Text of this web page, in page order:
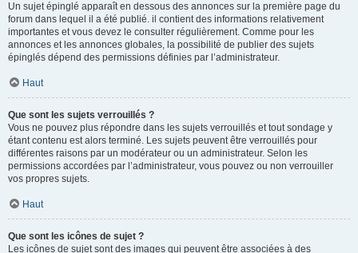
Un sujet épinglé apparaît en dessous des annonces sur la première page du
forum dans lequel il a été publié. il contient des informations relativement
importantes et vous devez le consulter régulièrement. Comme pour les
annonces et les annonces globales, la possibilité de publier des sujets
épinglés dépend des permissions définies par l’administrateur.
Haut
Que sont les sujets verrouillés ?
Vous ne pouvez plus répondre dans les sujets verrouillés et tout sondage y
étant contenu est alors terminé. Les sujets peuvent être verrouillés pour
différentes raisons par un modérateur ou un administrateur. Selon les
permissions accordées par l’administrateur, vous pouvez ou non verrouiller
vos propres sujets.
Haut
Que sont les icônes de sujet ?
Les icônes de sujet sont des images qui peuvent être associées à des